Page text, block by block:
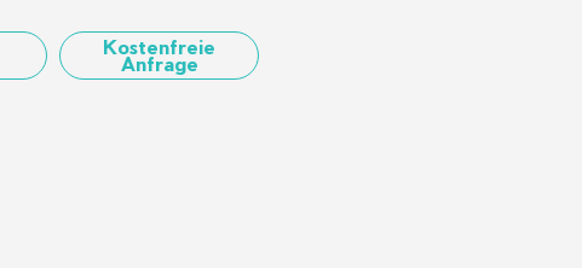
Kostenfreie
Anfrage